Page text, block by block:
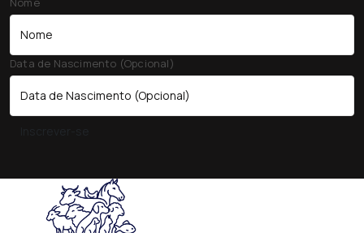
Data de Nascimento (Opcional)